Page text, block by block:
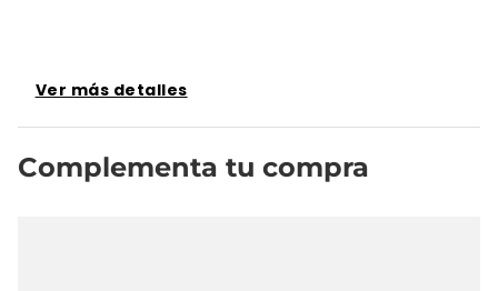
Ver más detalles
Complementa tu compra